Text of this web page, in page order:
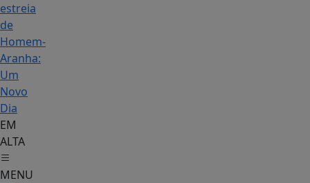
estreia
de
Homem-
Aranha:
Um
Novo
Dia
EM
ALTA
MENU